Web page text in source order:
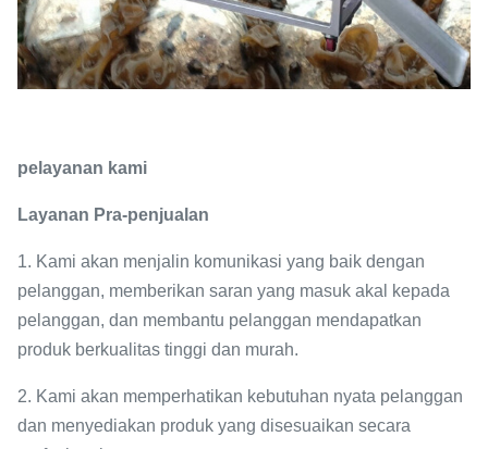
pelayanan kami
Layanan Pra-penjualan
1. Kami akan menjalin komunikasi yang baik dengan
pelanggan, memberikan saran yang masuk akal kepada
pelanggan, dan membantu pelanggan mendapatkan
produk berkualitas tinggi dan murah.
2. Kami akan memperhatikan kebutuhan nyata pelanggan
dan menyediakan produk yang disesuaikan secara